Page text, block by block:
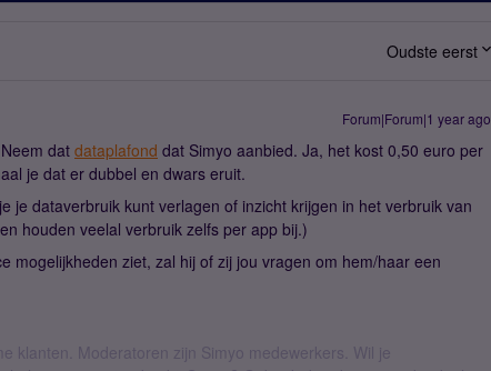
Oudste eerst
Forum|Forum|1 year ago
dat dataplafond dat Simyo aanbied. Ja, het kost 0,50 euro per
je dat er dubbel en dwars eruit.
je dataverbruik kunt verlagen of inzicht krijgen in het verbruik van
houden veelal verbruik zelfs per app bij.)
mogelijkheden ziet, zal hij of zij jou vragen om hem/haar een
klanten. Moderatoren zijn Simyo medewerkers. Wil je